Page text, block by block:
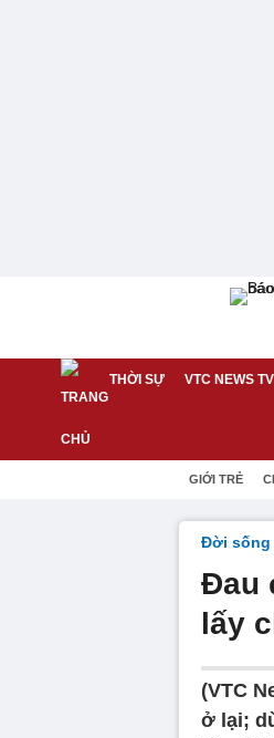
THỜI SỰ VTC NEWS TV
GIỚI TRẺ
Đời sống
Đau
lấy
(VTC
ở lại;